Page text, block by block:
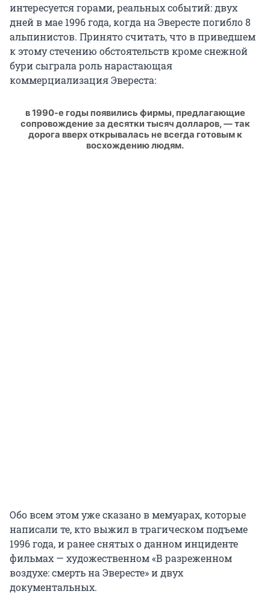
интересуется горами, реальных событий: двух
дней в мае 1996 года, когда на Эвересте погибло 8
альпинистов. Принято считать, что в приведшем
к этому стечению обстоятельств кроме снежной
бури сыграла роль нарастающая
коммерциализация Эвереста:
в 1990-е годы появились фирмы, предлагающие
сопровождение за десятки тысяч долларов, — так
дорога вверх открывалась не всегда готовым к
восхождению людям.
Обо всем этом уже сказано в мемуарах, которые
написали те, кто выжил в трагическом подъеме
1996 года, и ранее снятых о данном инциденте
фильмах — художественном «В разреженном
воздухе: смерть на Эвересте» и двух
документальных.